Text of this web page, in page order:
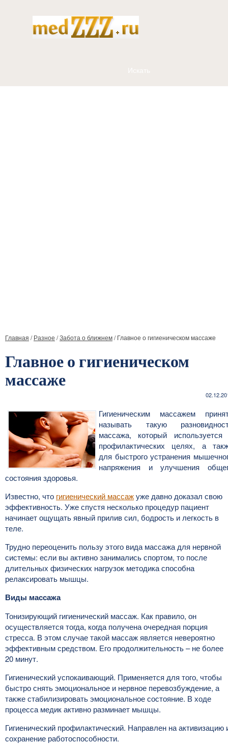
Главная /Разное /Забота о ближнем/Главное о гигиеническом массаже
Главное о гигиеническом
массаже
Гигиеническим массажем
называть такую
массажа, который используется
профилактических целях, а
для быстрого устранения
напряжения и улучшения
состояния здоровья.
Известно, что гигиенический массажуже давно доказал свою
эффективность. Уже спустя несколько процедур пациент
начинает ощущать явный прилив сил, бодрость и легкость в
теле.
Трудно переоценить пользу этого вида массажа для нервной
системы: если вы активно занимались спортом, то после
длительных физических нагрузок методика способна
релаксировать мышцы.
Виды массажа
Тонизирующий гигиенический массаж. Как правило, он
осуществляется тогда, когда получена очередная порция
стресса. В этом случае такой массаж является невероятно
эффективным средством. Его продолжительность – не более
20 минут.
Гигиенический успокаивающий. Применяется для того, чтобы
быстро снять эмоциональное и нервное перевозбуждение, а
также стабилизировать эмоциональное состояние. В ходе
процесса медик активно разминает мышцы.
Гигиенический профилактический. Направлен на активизацию
сохранение работоспособности.